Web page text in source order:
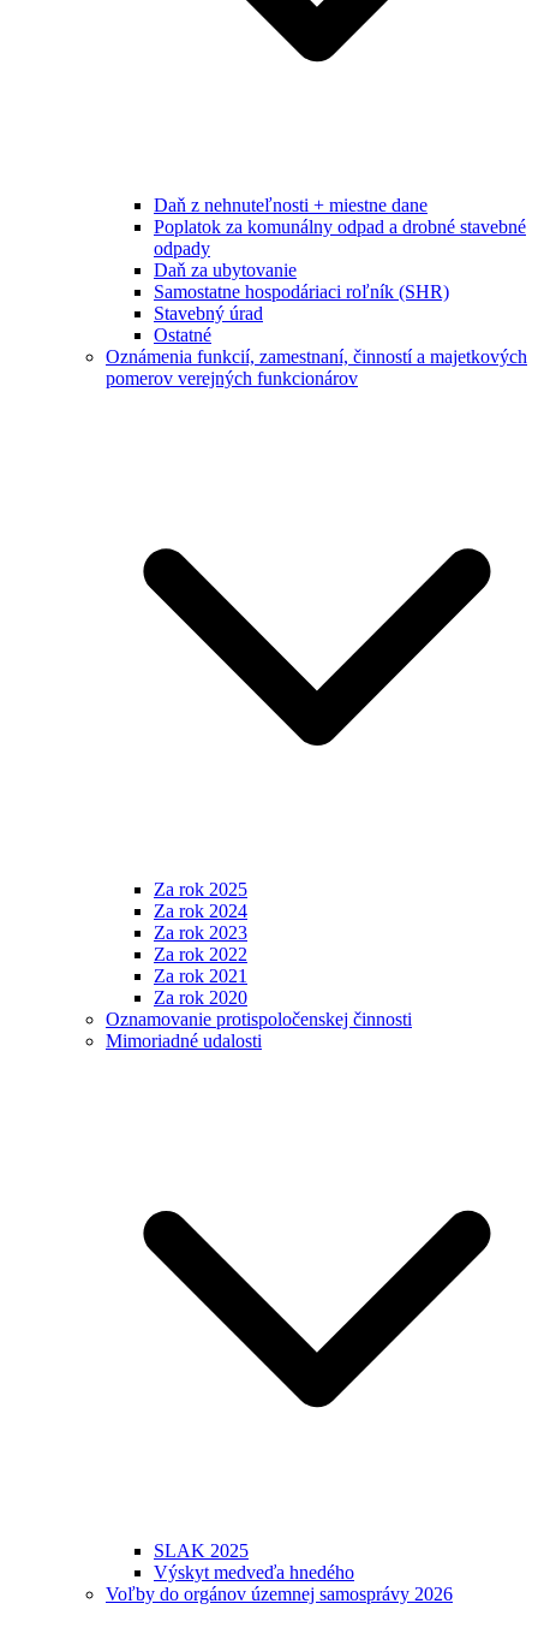
Daň z nehnuteľnosti + miestne dane
Poplatok za komunálny odpad a drobné stavebné
odpady
Daň za ubytovanie
Samostatne hospodáriaci roľník (SHR)
Stavebný úrad
Ostatné
Oznámenia funkcií, zamestnaní, činností a majetkových
pomerov verejných funkcionárov
Za rok 2025
Za rok 2024
Za rok 2023
Za rok 2022
Za rok 2021
Za rok 2020
Oznamovanie protispoločenskej činnosti
Mimoriadné udalosti
SLAK 2025
Výskyt medveďa hnedého
Voľby do orgánov územnej samosprávy 2026